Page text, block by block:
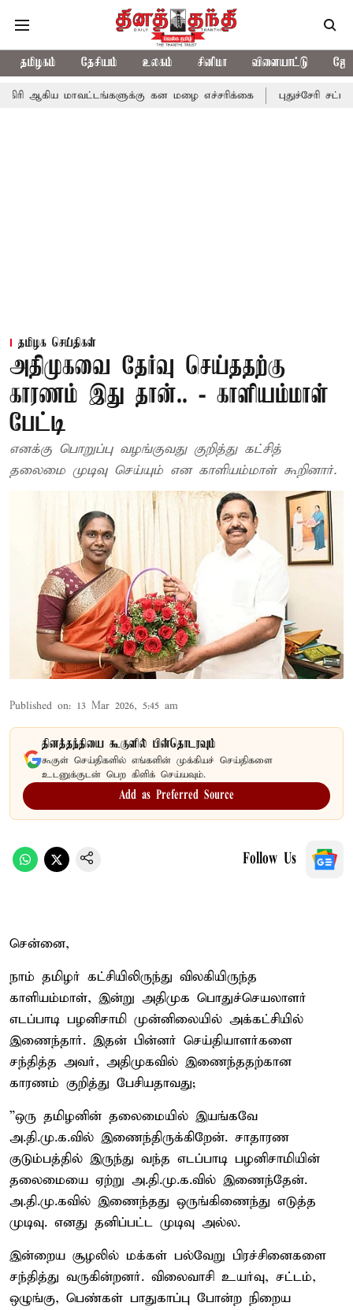
தமிழகம் தேசியம் உலகம் சினிமா விளையாட்டு
கன மழை எச்சரிக்கை புதுச்சேரி சட்டசபையில்
தமிழக செய்திகள்
அதிமுகவை தேர்வு செய்ததற்கு
காரணம் இது தான்.. - காளியம்மாள்
பேட்டி
எனக்கு பொறுப்பு வழங்குவது குறித்து கட்சித்
தலைமை முடிவு செய்யும் என காளியம்மாள் கூறினார்.
Published on: 13 Mar 2026, 5:45 am
தினத்தந்தியை கூகுளில் பின்தொடரவும்
கூகுள் செய்திகளில் எங்களின் முக்கியச் செய்திகளை
உடனுக்குடன் பெற கிளிக் செய்யவும்.
Add as Preferred Source
Follow Us
சென்னை,
நாம் தமிழர் கட்சியிலிருந்து விலகியிருந்த
காளியம்மாள், இன்று அதிமுக பொதுச்செயலாளர்
எடப்பாடி பழனிசாமி முன்னிலையில் அக்கட்சியில்
இணைந்தார். இதன் பின்னர் செய்தியாளர்களை
சந்தித்த அவர், அதிமுகவில் இணைந்ததற்கான
காரணம் குறித்து பேசியதாவது;
”ஒரு தமிழனின் தலைமையில் இயங்கவே
அ.தி.மு.க.வில் இணைந்திருக்கிறேன். சாதாரண
குடும்பத்தில் இருந்து வந்த எடப்பாடி பழனிசாமியின்
தலைமையை ஏற்று அ.தி.மு.க.வில் இணைந்தேன்.
அ.தி.மு.கவில் இணைந்தது ஒருங்கிணைந்து எடுத்த
முடிவு. எனது தனிப்பட்ட முடிவு அல்ல.
இன்றைய சூழலில் மக்கள் பல்வேறு பிரச்சினைகளை
சந்தித்து வருகின்றனர். விலைவாசி உயர்வு, சட்டம்,
ஒழுங்கு, பெண்கள் பாதுகாப்பு போன்ற நிறைய